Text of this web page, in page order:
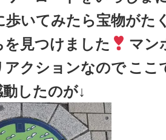
歩いてみたら宝物がた
見つけました
マン
アクションなのでここ
したのが↓